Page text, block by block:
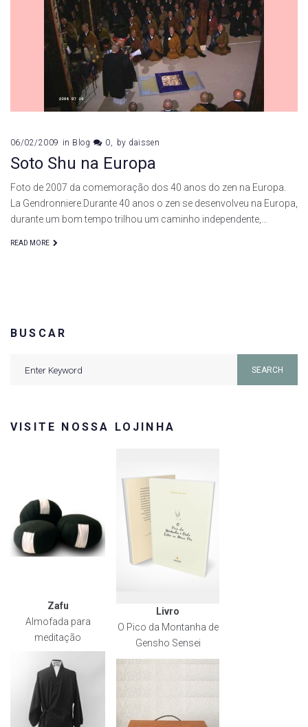
Roshi
06/02/2009 in Blog 0 by daissen
Soto Shu na Europa
Foto de 2007 da comemoração dos 40 anos do zen na Europa.
La Gendronniere.Durante 40 anos o zen se desenvolveu na Europa,
durante um bom tempo trilhou um caminho independente,…
READ MORE
BUSCAR
SEARCH
VISITE NOSSA LOJINHA
Zafu
Almofada para
meditação
Livro
O Pico da Montanha de
Gensho Sensei